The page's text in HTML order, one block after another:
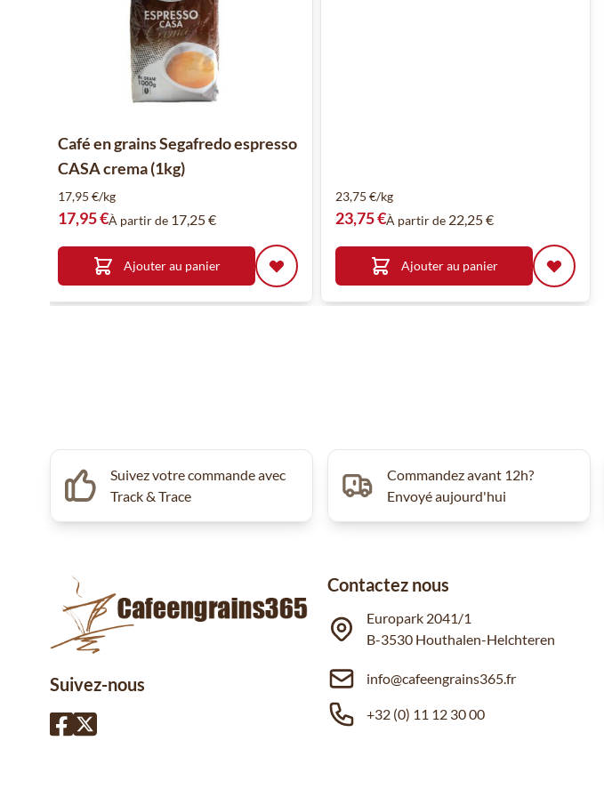
Café en grains Segafredo espresso
CASA crema (1kg)
17,95 €/kg
17,95 €À partir de 17,25 €
Ajouter au panier
23,75 €/kg
23,75 €À partir de 22,25 €
Ajouter au panier
Suivez votre commande avec
Track & Trace
Commandez avant 12h?
Envoyé aujourd'hui
Suivez-nous
Contactez nous
Europark 2041/1
B-3530 Houthalen-Helchteren
info@cafeengrains365.fr
+32 (0) 11 12 30 00